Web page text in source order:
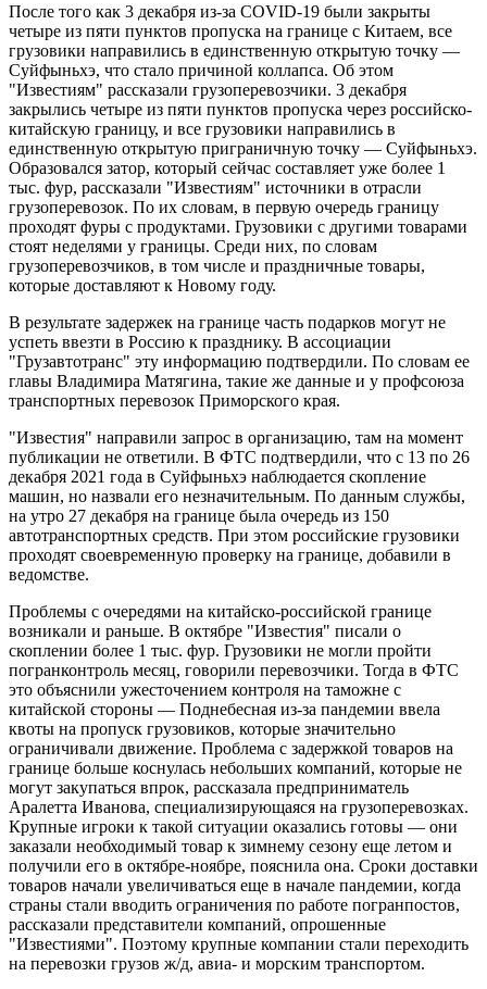
После того как 3 декабря из-за COVID-19 были закрыты
четыре из пяти пунктов пропуска на границе с Китаем, все
грузовики направились в единственную открытую точку —
Суйфыньхэ, что стало причиной коллапса. Об этом
"Известиям" рассказали грузоперевозчики. 3 декабря
закрылись четыре из пяти пунктов пропуска через российско-
китайскую границу, и все грузовики направились в
единственную открытую приграничную точку — Суйфыньхэ.
Образовался затор, который сейчас составляет уже более 1
тыс. фур, рассказали "Известиям" источники в отрасли
грузоперевозок. По их словам, в первую очередь границу
проходят фуры с продуктами. Грузовики с другими товарами
стоят неделями у границы. Среди них, по словам
грузоперевозчиков, в том числе и праздничные товары,
которые доставляют к Новому году.
В результате задержек на границе часть подарков могут не
успеть ввезти в Россию к празднику. В ассоциации
"Грузавтотранс" эту информацию подтвердили. По словам ее
главы Владимира Матягина, такие же данные и у профсоюза
транспортных перевозок Приморского края.
"Известия" направили запрос в организацию, там на момент
публикации не ответили. В ФТС подтвердили, что с 13 по 26
декабря 2021 года в Суйфыньхэ наблюдается скопление
машин, но назвали его незначительным. По данным службы,
на утро 27 декабря на границе была очередь из 150
автотранспортных средств. При этом российские грузовики
проходят своевременную проверку на границе, добавили в
ведомстве.
Проблемы с очередями на китайско-российской границе
возникали и раньше. В октябре "Известия" писали о
скоплении более 1 тыс. фур. Грузовики не могли пройти
погранконтроль месяц, говорили перевозчики. Тогда в ФТС
это объяснили ужесточением контроля на таможне с
китайской стороны — Поднебесная из-за пандемии ввела
квоты на пропуск грузовиков, которые значительно
ограничивали движение. Проблема с задержкой товаров на
границе больше коснулась небольших компаний, которые не
могут закупаться впрок, рассказала предприниматель
Аралетта Иванова, специализирующаяся на грузоперевозках.
Крупные игроки к такой ситуации оказались готовы — они
заказали необходимый товар к зимнему сезону еще летом и
получили его в октябре-ноябре, пояснила она. Сроки доставки
товаров начали увеличиваться еще в начале пандемии, когда
страны стали вводить ограничения по работе погранпостов,
рассказали представители компаний, опрошенные
"Известиями". Поэтому крупные компании стали переходить
на перевозки грузов ж/д, авиа- и морским транспортом.